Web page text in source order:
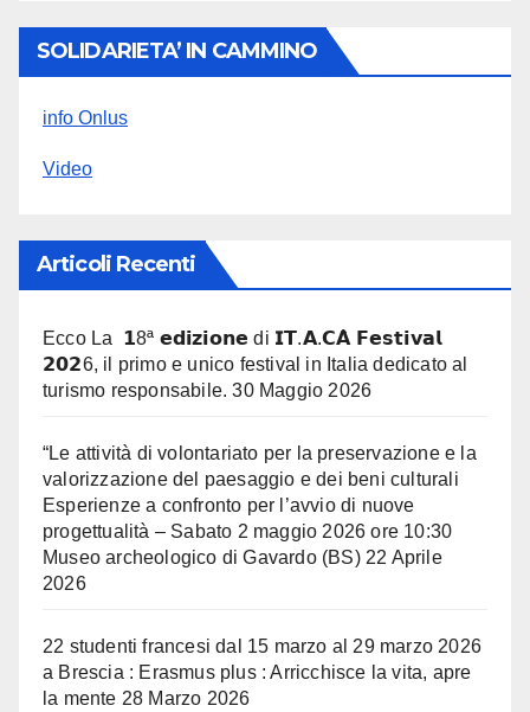
SOLIDARIETA’ IN CAMMINO
info Onlus
Video
Articoli Recenti
Ecco La 𝟭8ª 𝗲𝗱𝗶𝘇𝗶𝗼𝗻𝗲 di 𝗜𝗧.𝗔.𝗖𝗔̀ 𝗙𝗲𝘀𝘁𝗶𝘃𝗮𝗹
𝟮𝟬𝟮6, il primo e unico festival in Italia dedicato al
turismo responsabile. 30 Maggio 2026
“Le attività di volontariato per la preservazione e la
valorizzazione del paesaggio e dei beni culturali
Esperienze a confronto per l’avvio di nuove
progettualità – Sabato 2 maggio 2026 ore 10:30
Museo archeologico di Gavardo (BS) 22 Aprile
2026
22 studenti francesi dal 15 marzo al 29 marzo 2026
a Brescia : Erasmus plus : Arricchisce la vita, apre
la mente 28 Marzo 2026